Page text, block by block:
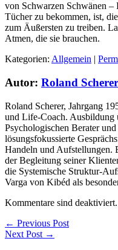
von Schwarzen Schwänen –
Tücher zu bekommen, ist, die
zum Äußersten zu treiben.
Atmen, die sie brauchen.
Kategorien: Allgemein |
Autor: Roland Scherer
Roland Scherer, Jahrgang
und Life-Coach. Ausbildung
Psychologischen Berater
lösungsfokussierte
Handeln und Aufstellungen.
der Begleitung seiner
die Systemische Struktur-
Varga von Kibéd als
Kommentare sind deaktiviert.
← Previous Post
Next Post →